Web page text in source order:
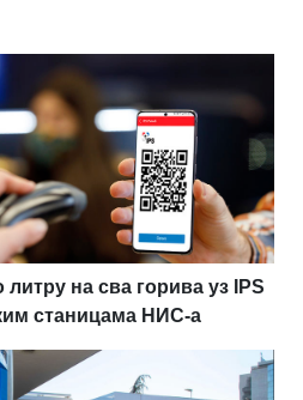
на сва горива уз IPS
станицама НИС-а